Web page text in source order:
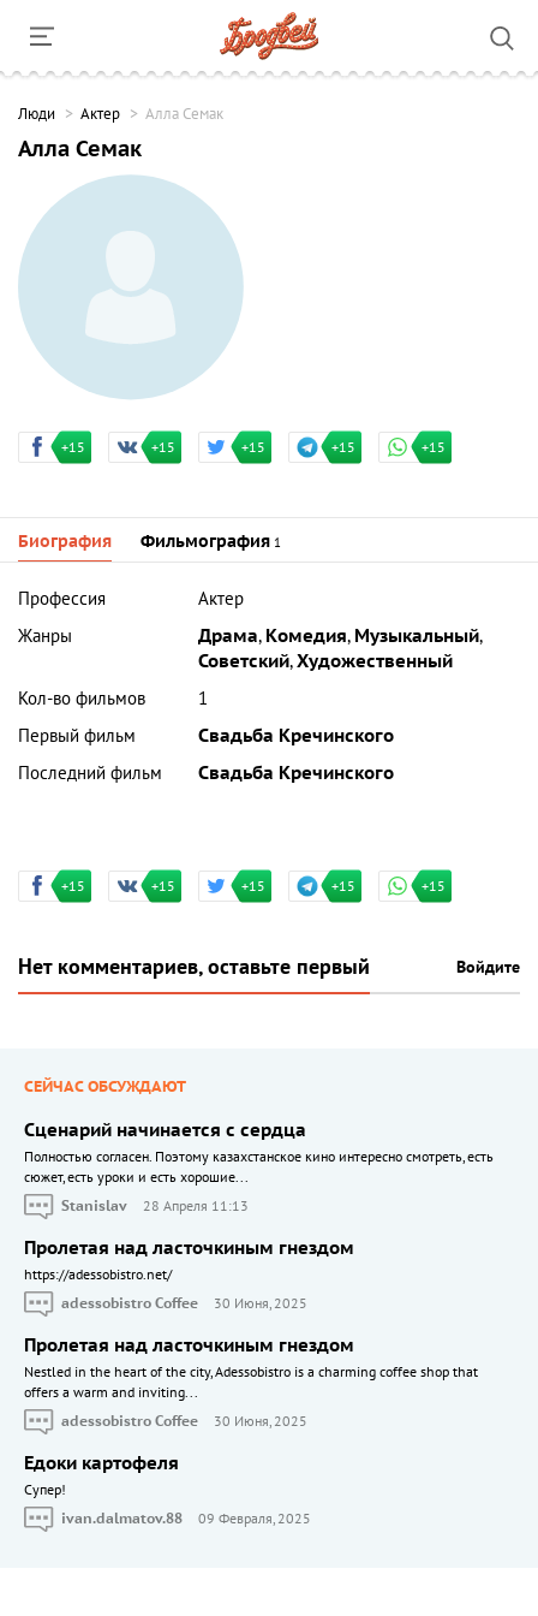
Люди Актер Алла Семак
Алла Семак
+15 +15 +15 +15 +15
Биография Фильмография 1
Профессия
Актер
Жанры
Драма, Комедия, Музыкальный,
Советский,Художественный
Кол-во фильмов
1
Первый фильм
Свадьба Кречинского
Последний фильм
Свадьба Кречинского
+15 +15 +15 +15 +15
Нет комментариев, оставьте первый Войдите
СЕЙЧАС ОБСУЖДАЮТ
Сценарий начинается с сердца
Полностью согласен. Поэтому казахстанское кино интересно смотреть, есть
сюжет, есть уроки и есть хорошие...
Stanislav
28 Апреля 11:13
Пролетая над ласточкиным гнездом
https://adessobistro.net/
adessobistro Coffee
30 Июня, 2025
Пролетая над ласточкиным гнездом
Nestled in the heart of the city, Adessobistro is a charming coffee shop that
offers a warm and inviting...
adessobistro Coffee
30 Июня, 2025
Едоки картофеля
Cупер!
ivan.dalmatov.88
09 Февраля, 2025